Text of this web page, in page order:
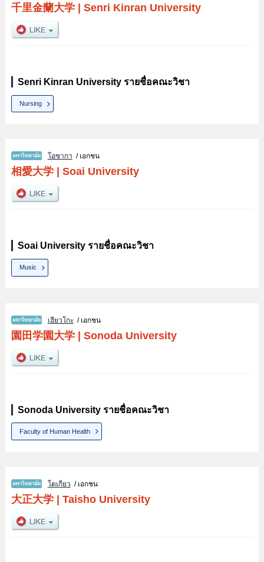
千里金蘭大学| Senri Kinran University
Senri Kinran University รายชื่อคณะวิชา
Nursing
โอซากา / เอกชน
相愛大学| Soai University
Soai University รายชื่อคณะวิชา
Music
เฮียวโกะ/ เอกชน
園田学園大学| Sonoda University
Sonoda University รายชื่อคณะวิชา
Faculty of Human Health
โตเกียว / เอกชน
大正大学| Taisho University